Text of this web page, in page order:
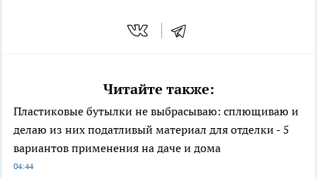
Читайте также:
Пластиковые бутылки не выбрасываю: сплющиваю и
делаю из них податливый материал для отделки - 5
вариантов применения на даче и дома
04:44